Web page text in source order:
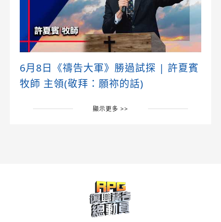
6月8日《禱告大軍》勝過試探 | 許夏賓
牧師 主領(敬拜：願祢的話)
顯示更多 >>